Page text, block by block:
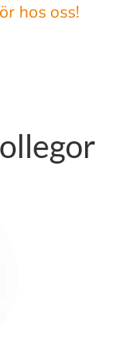
hos oss!